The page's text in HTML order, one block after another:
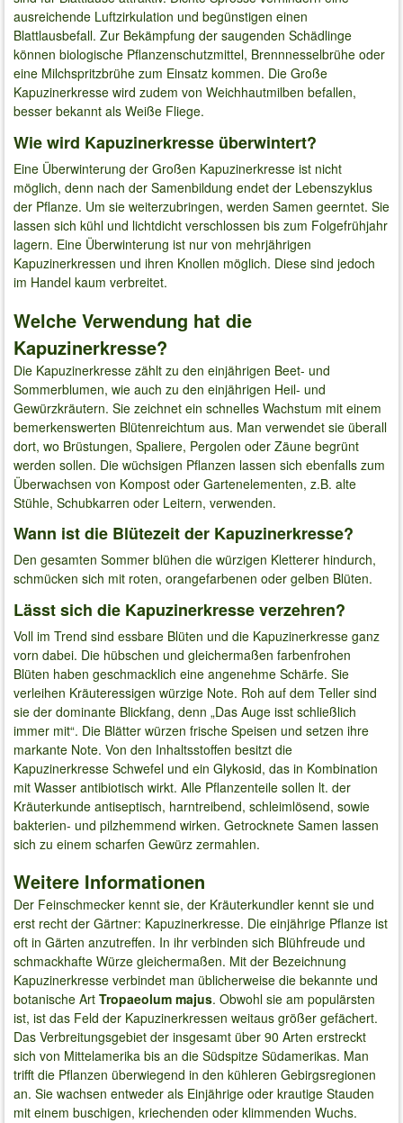
ausreichende Luftzirkulation und begünstigen einen
Blattlausbefall. Zur Bekämpfung der saugenden Schädlinge
können biologische Pflanzenschutzmittel, Brennnesselbrühe oder
eine Milchspritzbrühe zum Einsatz kommen. Die Große
Kapuzinerkresse wird zudem von Weichhautmilben befallen,
besser bekannt als Weiße Fliege.
Wie wird Kapuzinerkresse überwintert?
Eine Überwinterung der Großen Kapuzinerkresse ist nicht
möglich, denn nach der Samenbildung endet der Lebenszyklus
der Pflanze. Um sie weiterzubringen, werden Samen geerntet. Sie
lassen sich kühl und lichtdicht verschlossen bis zum Folgefrühjahr
lagern. Eine Überwinterung ist nur von mehrjährigen
Kapuzinerkressen und ihren Knollen möglich. Diese sind jedoch
im Handel kaum verbreitet.
Welche Verwendung hat die
Kapuzinerkresse?
Die Kapuzinerkresse zählt zu den einjährigen Beet- und
Sommerblumen, wie auch zu den einjährigen Heil- und
Gewürzkräutern. Sie zeichnet ein schnelles Wachstum mit einem
bemerkenswerten Blütenreichtum aus. Man verwendet sie überall
dort, wo Brüstungen, Spaliere, Pergolen oder Zäune begrünt
werden sollen. Die wüchsigen Pflanzen lassen sich ebenfalls zum
Überwachsen von Kompost oder Gartenelementen, z.B. alte
Stühle, Schubkarren oder Leitern, verwenden.
Wann ist die Blütezeit der Kapuzinerkresse?
Den gesamten Sommer blühen die würzigen Kletterer hindurch,
schmücken sich mit roten, orangefarbenen oder gelben Blüten.
Lässt sich die Kapuzinerkresse verzehren?
Voll im Trend sind essbare Blüten und die Kapuzinerkresse ganz
vorn dabei. Die hübschen und gleichermaßen farbenfrohen
Blüten haben geschmacklich eine angenehme Schärfe. Sie
verleihen Kräuteressigen würzige Note. Roh auf dem Teller sind
sie der dominante Blickfang, denn „Das Auge isst schließlich
immer mit“. Die Blätter würzen frische Speisen und setzen ihre
markante Note. Von den Inhaltsstoffen besitzt die
Kapuzinerkresse Schwefel und ein Glykosid, das in Kombination
mit Wasser antibiotisch wirkt. Alle Pflanzenteile sollen lt. der
Kräuterkunde antiseptisch, harntreibend, schleimlösend, sowie
bakterien- und pilzhemmend wirken. Getrocknete Samen lassen
sich zu einem scharfen Gewürz zermahlen.
Weitere Informationen
Der Feinschmecker kennt sie, der Kräuterkundler kennt sie und
erst recht der Gärtner: Kapuzinerkresse. Die einjährige Pflanze ist
oft in Gärten anzutreffen. In ihr verbinden sich Blühfreude und
schmackhafte Würze gleichermaßen. Mit der Bezeichnung
Kapuzinerkresse verbindet man üblicherweise die bekannte und
botanische Art Tropaeolum majus. Obwohl sie am populärsten
ist, ist das Feld der Kapuzinerkressen weitaus größer gefächert.
Das Verbreitungsgebiet der insgesamt über 90 Arten erstreckt
sich von Mittelamerika bis an die Südspitze Südamerikas. Man
trifft die Pflanzen überwiegend in den kühleren Gebirgsregionen
an. Sie wachsen entweder als Einjährige oder krautige Stauden
mit einem buschigen, kriechenden oder klimmenden Wuchs.